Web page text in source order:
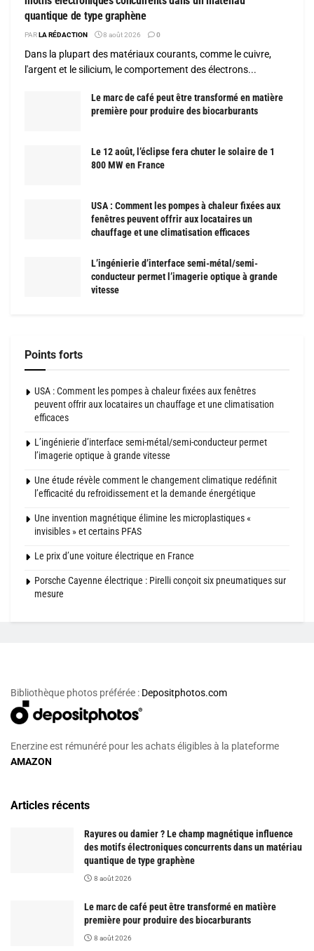
quantique de type graphène
PARLA RÉDACTION 8 août 2026 0
Dans la plupart des matériaux courants, comme le cuivre,
l'argent et le silicium, le comportement des électrons...
Le marc de café peut être transformé en matière
première pour produire des biocarburants
Le 12 août, l’éclipse fera chuter le solaire de 1
800 MW en France
USA : Comment les pompes à chaleur fixées aux
fenêtres peuvent offrir aux locataires un
chauffage et une climatisation efficaces
L’ingénierie d’interface semi-métal/semi-
conducteur permet l’imagerie optique à grande
vitesse
Points forts
USA : Comment les pompes à chaleur fixées aux fenêtres
peuvent offrir aux locataires un chauffage et une climatisation
efficaces
L’ingénierie d’interface semi-métal/semi-conducteur permet
l’imagerie optique à grande vitesse
Une étude révèle comment le changement climatique redéfinit
l’efficacité du refroidissement et la demande énergétique
Une invention magnétique élimine les microplastiques «
invisibles » et certains PFAS
Le prix d’une voiture électrique en France
Porsche Cayenne électrique : Pirelli conçoit six pneumatiques sur
mesure
Bibliothèque photos préférée : Depositphotos.com
Enerzine est rémunéré pour les achats éligibles à la plateforme
AMAZON
Articles récents
Rayures ou damier ? Le champ magnétique influence
des motifs électroniques concurrents dans un matériau
quantique de type graphène
8 août 2026
Le marc de café peut être transformé en matière
première pour produire des biocarburants
8 août 2026